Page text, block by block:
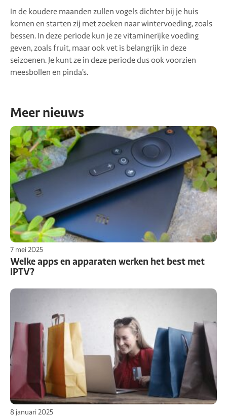
In de koudere maanden zullen vogels dichter bij je huis
komen en starten zij met zoeken naar wintervoeding, zoals
bessen. In deze periode kun je ze vitaminerijke voeding
geven, zoals fruit, maar ook vet is belangrijk in deze
seizoenen. Je kunt ze in deze periode dus ook voorzien
meesbollen en pinda’s.
Meer nieuws
7 mei 2025
Welke apps en apparaten werken het best met
IPTV?
8 januari 2025